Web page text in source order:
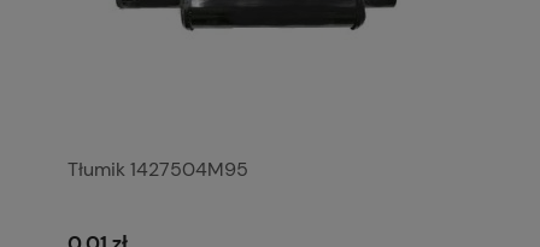
Tłumik 1427504M95